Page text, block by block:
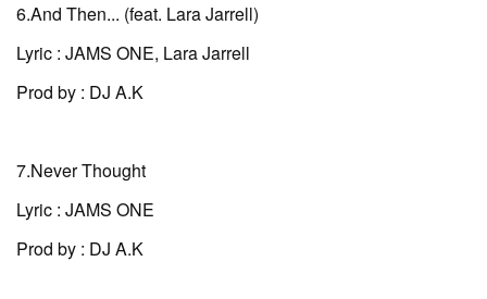
6.And Then... (feat. Lara Jarrell)
Lyric : JAMS ONE, Lara Jarrell
Prod by : DJ A.K
7.Never Thought
Lyric : JAMS ONE
Prod by : DJ A.K